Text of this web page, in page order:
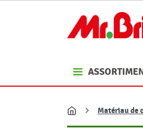
Accueil
Matériau de